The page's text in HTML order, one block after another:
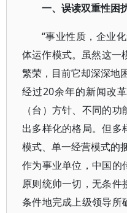
一、误读双重性困
“事业性质，企业
体运作模式。虽然这一
繁荣，目前它却深深地
经过20余年的新闻改
（台）方针、不同的
出多样化的格局。但多
模式、单一经营模式的捆
作为事业单位，中国的
原则统帅一切，无条件
条件地完成上级领导所